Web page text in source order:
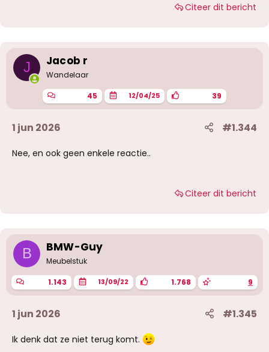
Citeer dit bericht
J Jacob r
Wandelaar
45 12/04/25 39
1 jun 2026 #1.344
Nee, en ook geen enkele reactie..
Citeer dit bericht
B BMW-Guy
Meubelstuk
1.143 13/09/22 1.768 9
1 jun 2026 #1.345
Ik denk dat ze niet terug komt.